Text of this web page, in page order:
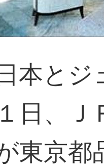
本とジ
日、
東京都